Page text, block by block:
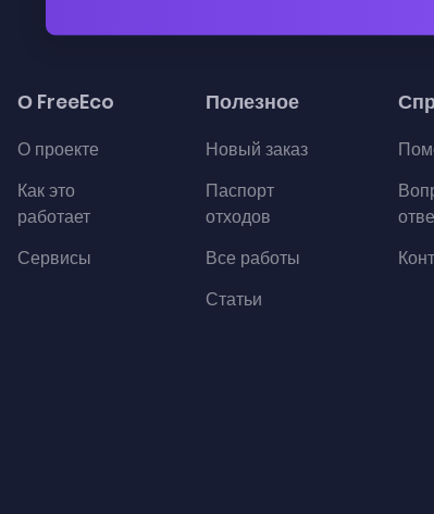
О FreeEco
О проекте
Как это
работает
Сервисы
Полезное
Новый заказ
Паспорт
отходов
Все работы
Статьи